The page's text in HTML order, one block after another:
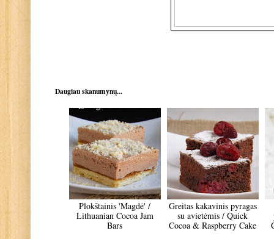
Daugiau skanumynų...
Plokštainis 'Magdė' /
Lithuanian Cocoa Jam
Bars
Greitas kakavinis pyragas
su avietėmis / Quick
Cocoa & Raspberry Cake